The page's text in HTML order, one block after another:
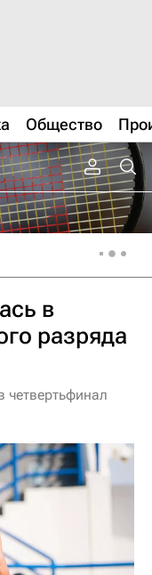
Общество
в
разряда
четвертьфинал